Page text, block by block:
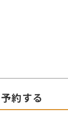
約する